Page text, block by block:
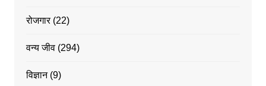
रोजगार(22)
वन्य जीव(294)
विज्ञान(9)